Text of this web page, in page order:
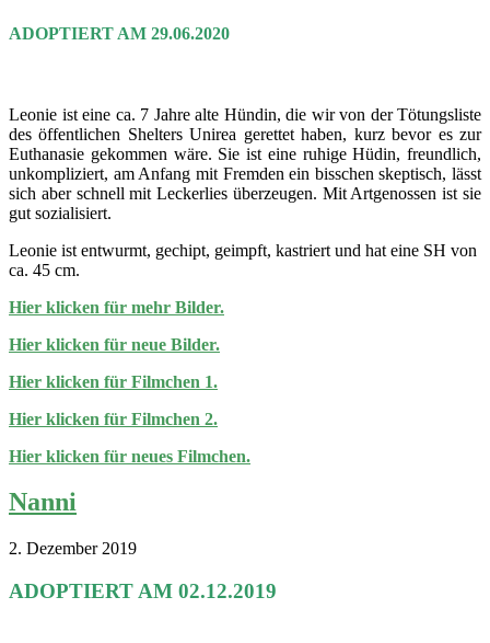
ADOPTIERT AM 29.06.2020
Leonie ist eine ca. 7 Jahre alte Hündin, die wir von der Tötungsliste
des öffentlichen Shelters Unirea gerettet haben, kurz bevor es zur
Euthanasie gekommen wäre. Sie ist eine ruhige Hüdin, freundlich,
unkompliziert, am Anfang mit Fremden ein bisschen skeptisch, lässt
sich aber schnell mit Leckerlies überzeugen. Mit Artgenossen ist sie
gut sozialisiert.
Leonie ist entwurmt, gechipt, geimpft, kastriert und hat eine SH von
ca. 45 cm.
Hier klicken für mehr Bilder.
Hier klicken für neue Bilder.
Hier klicken für Filmchen 1.
Hier klicken für Filmchen 2.
Hier klicken für neues Filmchen.
Nanni
2. Dezember 2019
ADOPTIERT AM 02.12.2019